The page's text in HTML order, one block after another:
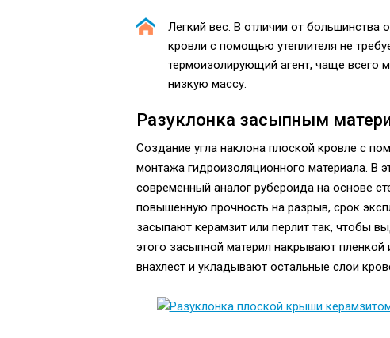
Легкий вес. В отличии от большинства
кровли с помощью утеплителя не
термоизолирующий агент, чаще всего
низкую массу.
Разуклонка засыпным
Создание угла наклона плоской кровле с
монтажа гидроизоляционного материала. В
современный аналог рубероида на основе
повышенную прочность на разрыв, срок
засыпают керамзит или перлит так, чтобы
этого засыпной материл накрывают
внахлест и укладывают остальные слои